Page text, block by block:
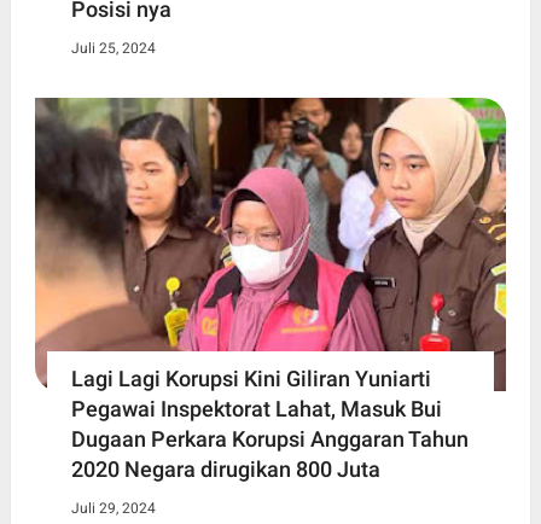
Posisi nya
Juli 25, 2024
Lagi Lagi Korupsi Kini Giliran Yuniarti
Pegawai Inspektorat Lahat, Masuk Bui
Dugaan Perkara Korupsi Anggaran Tahun
2020 Negara dirugikan 800 Juta
Juli 29, 2024